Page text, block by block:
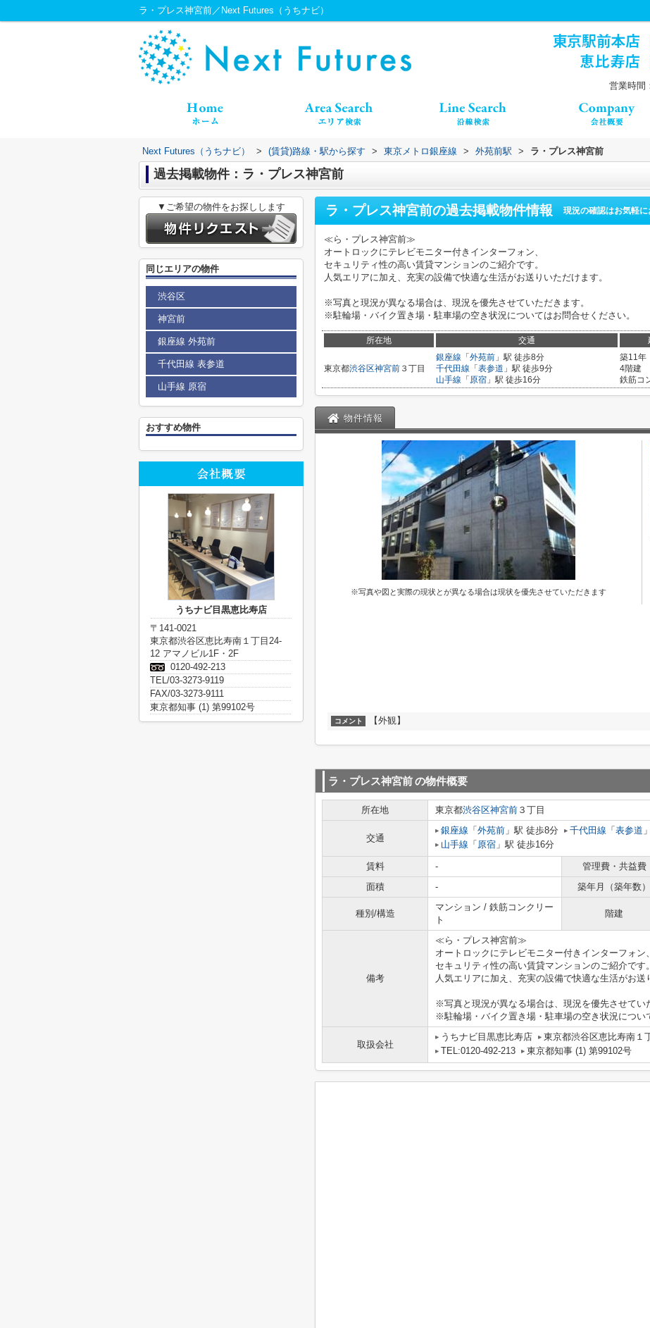
ラ・プレス神宮前／Next Futures（うちナビ）
営業時間
Next Futures（うちナビ） > (賃貸)路線・駅から探す > 東京メトロ銀座線 > 外苑前駅 > ラ・プレス神宮前
過去掲載物件：ラ・プレス神宮前
ラ・プレス神宮前の過去掲載物件情報 現況の確認はお気軽に
≪ら・プレス神宮前≫
オートロックにテレビモニター付きインターフォン、
セキュリティ性の高い賃貸マンションのご紹介です。
人気エリアに加え、充実の設備で快適な生活がお送りいただけます。
※写真と現況が異なる場合は、現況を優先させていただきます。
※駐輪場・バイク置き場・駐車場の空き状況についてはお問合せください。
所在地 交通
東京都渋谷区神宮前 ３丁目
銀座線 「 外苑前 」駅 徒歩8分
千代田線 「 表参道 」駅 徒歩9分
山手線 「 原宿 」駅 徒歩16分
築11年
4階建
鉄筋コ
物件情報
※写真や図と実際の現状とが異なる場合は現状を優先させていただきます
コメント 【外観】
ラ・プレス神宮前の物件概要
所在地 東京都渋谷区神宮前 ３丁目
交通
銀座線 「 外苑前 」駅 徒歩8分 千代田線 「 表参道
山手線 「 原宿 」駅 徒歩16分
賃料 - 管理費・共益費
面積
- 築年月（築年数）
種別/構造
マンション / 鉄筋コンクリー
ト
階建
備考
≪ら・プレス神宮前≫
オートロックにテレビモニター付きインターフォン、
セキュリティ性の高い賃貸マンションのご紹介です。
人気エリアに加え、充実の設備で快適な生活がお送
※写真と現況が異なる場合は、現況を優先させてい
※駐輪場・バイク置き場・駐車場の空き状況につい
取扱会社
うちナビ目黒恵比寿店
東京都渋谷区恵比寿南１
TEL:0120-492-213
東京都知事 (1) 第99102号
▼ご希望の物件をお探しします
同じエリアの物件
渋谷区
神宮前
銀座線 外苑前
千代田線 表参道
山手線 原宿
おすすめ物件
うちナビ目黒恵比寿店
〒141-0021
東京都渋谷区恵比寿南１丁目24-
12 アマノビル1F・2F
0120-492-213
TEL/03-3273-9119
FAX/03-3273-9111
東京都知事 (1) 第99102号